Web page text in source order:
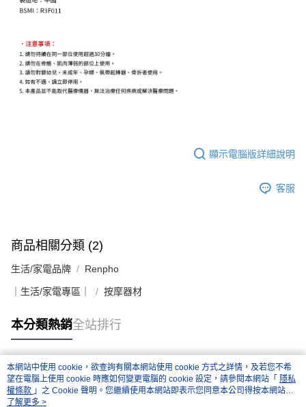
顯示電腦版詳細說明
客服
商品相關分類 (2)
生活/家電品牌 Renpho
｜生活/家電專區｜ 按摩器材
本分類熱銷全站排行
熱門標籤
本網站中使用 cookie，欲查詢有關本網站使用 cookie 方式之詳情，及若您不希
望在電腦上使用 cookie 時應如何變更電腦的 cookie 設定，請參閱本網站「 隱私
權條款 」之 Cookie 聲明。您繼續使用本網站即表示您同意本公司得按本網站使
用條款之 Cookie 聲明使用 cookie。
了解更多 >